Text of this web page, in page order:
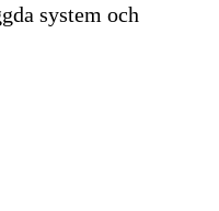
system och